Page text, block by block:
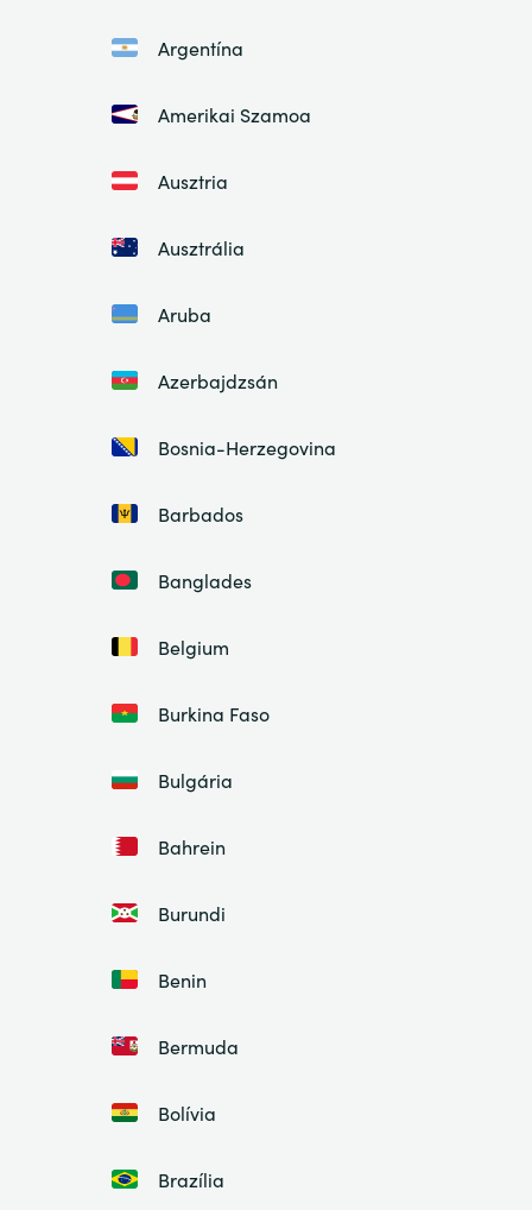
Argentína
Amerikai Szamoa
Ausztria
Ausztrália
Aruba
Azerbajdzsán
Bosnia-Herzegovina
Barbados
Banglades
Belgium
Burkina Faso
Bulgária
Bahrein
Burundi
Benin
Bermuda
Bolívia
Brazília